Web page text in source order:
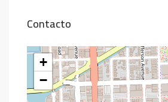
Contacto
+
−